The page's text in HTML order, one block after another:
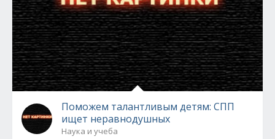
Поможем талантливым детям: СПП
ищет неравнодушных
Наука и учеба